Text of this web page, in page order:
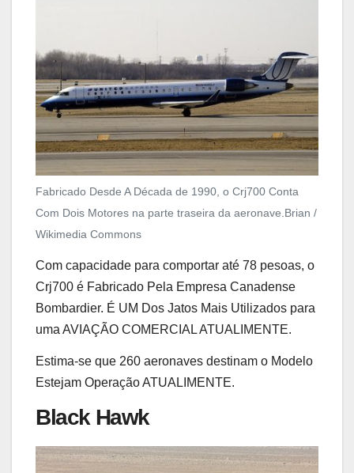
Fabricado Desde A Década de 1990, o Crj700 Conta
Com Dois Motores na parte traseira da aeronave. Brian /
Wikimedia Commons
Com capacidade para comportar até 78 pesoas, o
Crj700 é Fabricado Pela Empresa Canadense
Bombardier. É UM Dos Jatos Mais Utilizados para
uma AVIAÇÃO COMERCIAL ATUALIMENTE.
Estima-se que 260 aeronaves destinam o Modelo
Estejam Operação ATUALIMENTE.
Black Hawk